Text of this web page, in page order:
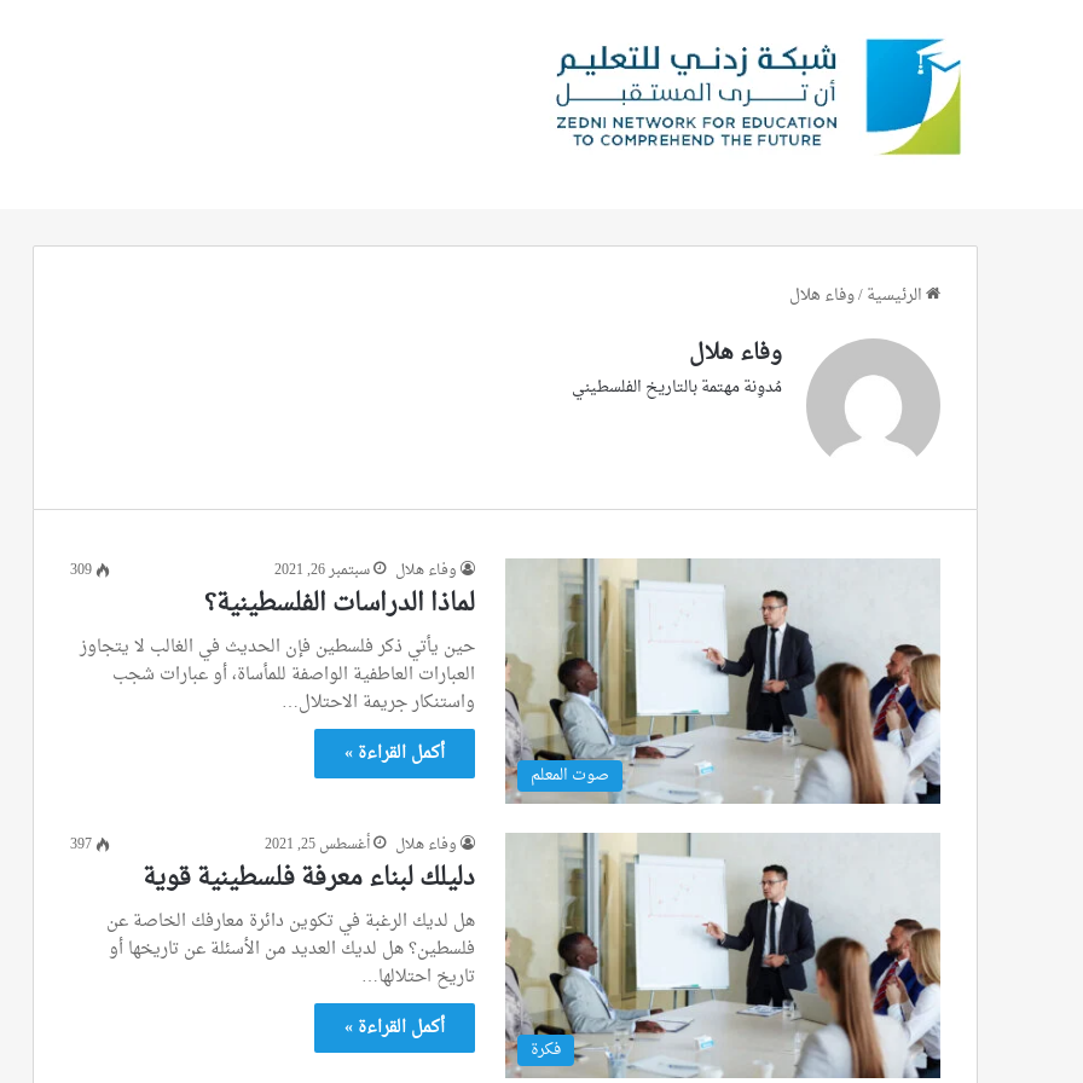
الرئيسية/وفاء هلال
وفاء هلال
مُدوِنة مهتمة بالتاريخ الفلسطيني
صوت المعلم
وفاء هلال سبتمبر 26, 2021 309
لماذا الدراسات الفلسطينية؟
حين يأتي ذكر فلسطين فإن الحديث في الغالب لا يتجاوز
العبارات العاطفية الواصفة للمأساة، أو عبارات شجب
واستنكار جريمة الاحتلال…
أكمل القراءة »
فكرة
وفاء هلال أغسطس 25, 2021 397
دليلك لبناء معرفة فلسطينية قوية
هل لديك الرغبة في تكوين دائرة معارفك الخاصة عن
فلسطين؟ هل لديك العديد من الأسئلة عن تاريخها أو
تاريخ احتلالها…
أكمل القراءة »